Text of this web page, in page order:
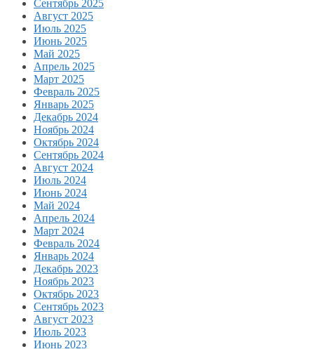
Сентябрь 2025
Август 2025
Июль 2025
Июнь 2025
Май 2025
Апрель 2025
Март 2025
Февраль 2025
Январь 2025
Декабрь 2024
Ноябрь 2024
Октябрь 2024
Сентябрь 2024
Август 2024
Июль 2024
Июнь 2024
Май 2024
Апрель 2024
Март 2024
Февраль 2024
Январь 2024
Декабрь 2023
Ноябрь 2023
Октябрь 2023
Сентябрь 2023
Август 2023
Июль 2023
Июнь 2023